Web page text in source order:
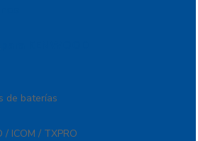
KENWOOD
de baterías
/ ICOM / TXPRO